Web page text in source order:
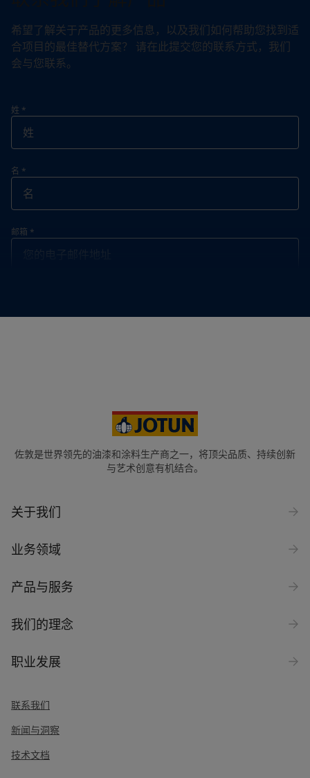
希望了解关于产品的更多信息，以及我们如何帮助您找到适
合项目的最佳替代方案？ 请在此提交您的联系方式，我们
会与您联系。
姓 *
名 *
邮箱 *
+86
行业
选择
询问类型
佐敦是世界领先的油漆和涂料生产商之一，将顶尖品质、持续创新
与艺术创意有机结合。
关于我们
业务领域
产品与服务
我们的理念
职业发展
联系我们
新闻与洞察
技术文档